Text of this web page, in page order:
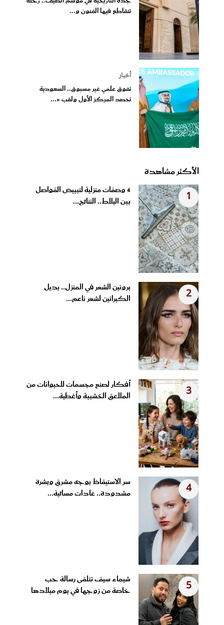
تتقاطع فيها الفنون و...
أخبار
تفوق علمي غير مسبوق.. السعودية
تحصد المركز الأول ولقب «...
الأكثر مشاهدة
1
4 وصفات منزلية لتبييض الفواصل
بين البلاط.. النتائج...
2
بروتين الشعر في المنزل.. بديل
الكيراتين لشعر ناعم...
3
أفكار لصنع مجسمات للحيوانات من
الملاعق الخشبية وأغطية...
4
سر الاستيقاظ بوجه مشرق وبشرة
مشدودة.. عادات مسائية...
5
شيماء سيف تتلقى رسالة حب
خاصة من زوجها في يوم ميلادها